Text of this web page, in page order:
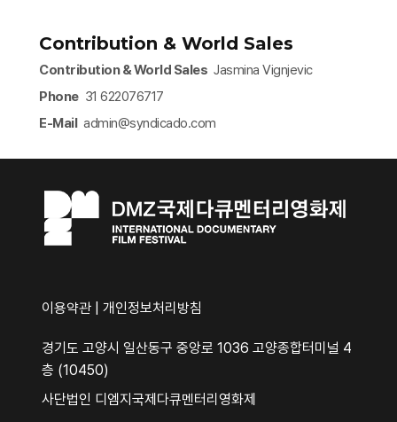
Contribution & World Sales
Contribution & World Sales Jasmina Vignjevic
Phone31 622076717
E-Mailadmin@syndicado.com
이용약관 개인정보처리방침
경기도 고양시 일산동구 중앙로 1036 고양종합터미널 4
층 (10450)
사단법인 디엠지국제다큐멘터리영화제